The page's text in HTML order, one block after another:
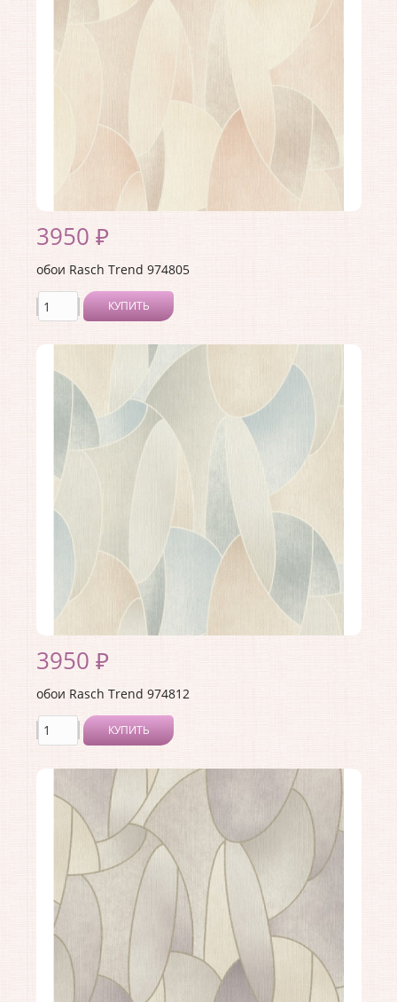
Материал основы:
Флизелин
3950 ₽
обои Rasch Trend 974805
КУПИТЬ
Коллекция:Trend
10.05 .
Ширина рулона:
1.06 .
Материал покрытия:
Страна:
Германия
Материал основы:
Флизелин
Раппорт:
3950 ₽
обои Rasch Trend 974812
КУПИТЬ
Производитель:Rasch
Коллекция:Trend
Длина рулона:
10.05 .
Ширина рулона:
1.06 .
Материал покрытия: Виниловое
Страна:
Германия
Материал основы:
Флизелин
Раппорт:<>